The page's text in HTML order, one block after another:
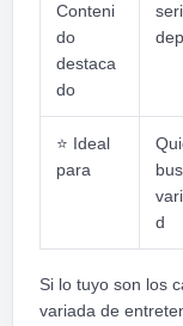
Conteni
do
destaca
do
⭐ Ideal
para
d
Si lo tuyo son los
variada de